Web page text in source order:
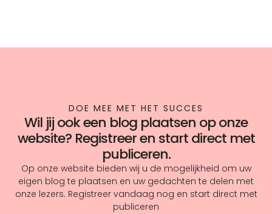
DOE MEE MET HET SUCCES
Wil jij ook een blog plaatsen op onze
website? Registreer en start direct met
publiceren.
Op onze website bieden wij u de mogelijkheid om uw
eigen blog te plaatsen en uw gedachten te delen met
onze lezers. Registreer vandaag nog en start direct met
publiceren